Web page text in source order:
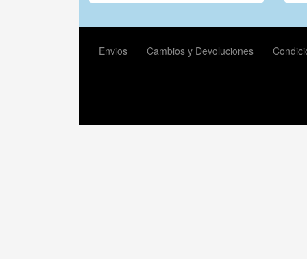
Envios Cambios y Devoluciones